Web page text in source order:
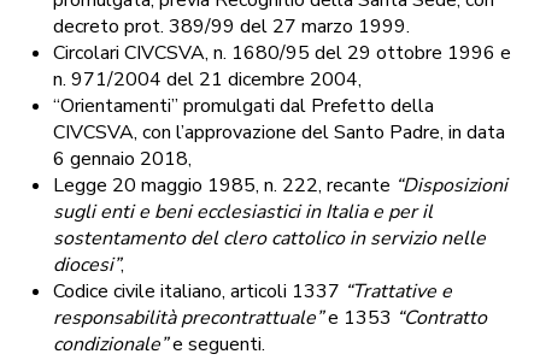
decreto prot. 389/99 del 27 marzo 1999.
Circolari CIVCSVA, n. 1680/95 del 29 ottobre 1996 e
n. 971/2004 del 21 dicembre 2004,
“Orientamenti” promulgati dal Prefetto della
CIVCSVA, con l’approvazione del Santo Padre, in data
6 gennaio 2018,
Legge 20 maggio 1985, n. 222, recante “Disposizioni
sugli enti e beni ecclesiastici in Italia e per il
sostentamento del clero cattolico in servizio nelle
diocesi”,
Codice civile italiano, articoli 1337 “Trattative e
responsabilità precontrattuale”e 1353 “Contratto
condizionale”e seguenti.